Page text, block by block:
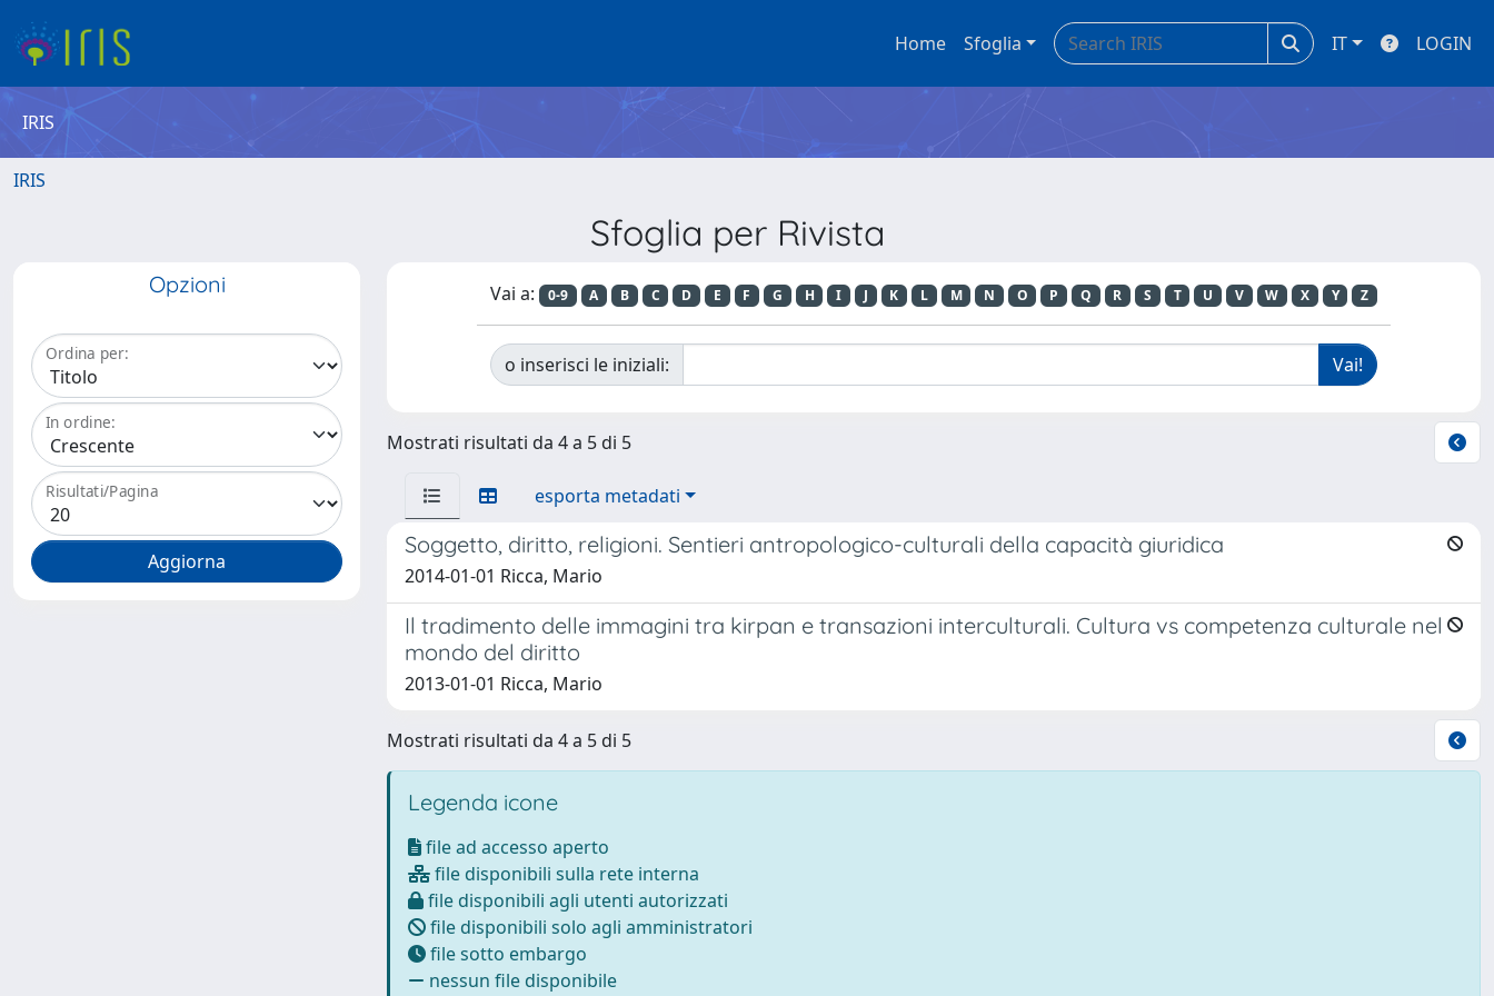
Home Sfoglia IT LOGIN
IRIS
IRIS
Sfoglia per Rivista
Opzioni
Ordina per:
In ordine:
Risultati/Pagina
Vai a: 0-9 A B C D E F G H I J K L M N O P Q R S T U V W X Y Z
o inserisci le iniziali:
Mostrati risultati da 4 a 5 di 5
esporta metadati
Soggetto, diritto, religioni. Sentieri antropologico-culturali della capacità giuridica
2014-01-01 Ricca, Mario
Il tradimento delle immagini tra kirpan e transazioni interculturali. Cultura vs competenza culturale nel
mondo del diritto
2013-01-01 Ricca, Mario
Mostrati risultati da 4 a 5 di 5
Legenda icone
file ad accesso aperto
file disponibili sulla rete interna
file disponibili agli utenti autorizzati
file disponibili solo agli amministratori
file sotto embargo
nessun file disponibile